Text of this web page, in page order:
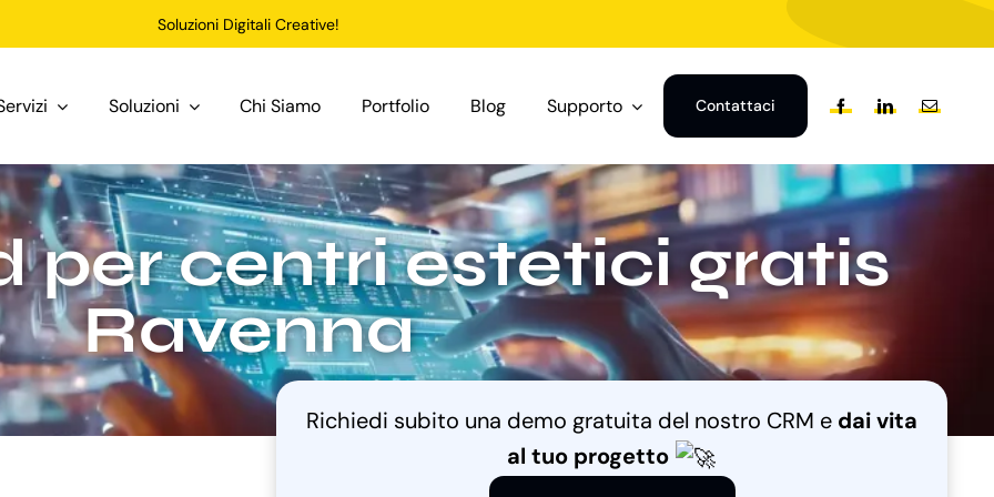
Soluzioni Digitali Creative!
Soluzioni Chi Siamo Portfolio Blog Supporto Contattaci
per centri estetici gratis
Ravenna
Richiedi subito una demo gratuita del nostro CRM e dai vita
al tuo progetto